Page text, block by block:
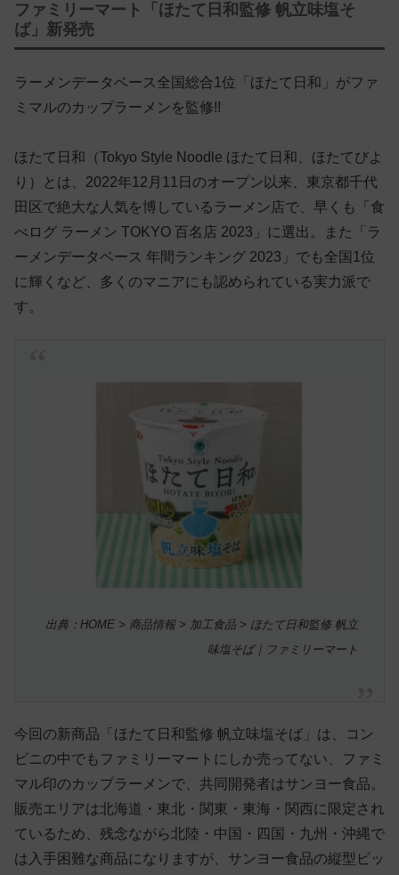
ファミリーマート「ほたて日和監修 帆立味塩そ
ば」新発売
ラーメンデータベース全国総合1位「ほたて日和」がファ
ミマルのカップラーメンを監修!!
ほたて日和（Tokyo Style Noodle ほたて日和、ほたてびよ
り）とは、2022年12月11日のオープン以来、東京都千代
田区で絶大な人気を博しているラーメン店で、早くも「食
べログ ラーメン TOKYO 百名店 2023」に選出。また「ラ
ーメンデータベース 年間ランキング 2023」でも全国1位
に輝くなど、多くのマニアにも認められている実力派で
す。
出典：HOME > 商品情報 > 加工食品 > ほたて日和監修 帆立
味塩そば｜ファミリーマート
今回の新商品「ほたて日和監修 帆立味塩そば」は、コン
ビニの中でもファミリーマートにしか売ってない、ファミ
マル印のカップラーメンで、共同開発者はサンヨー食品。
販売エリアは北海道・東北・関東・東海・関西に限定され
ているため、残念ながら北陸・中国・四国・九州・沖縄で
は入手困難な商品になりますが、サンヨー食品の縦型ビッ